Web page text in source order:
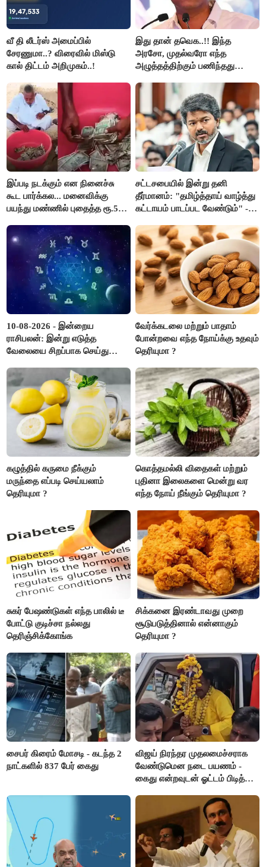
வீ தி லீடர்ஸ் அமைப்பில்
சேரணுமா..? விரைவில் மிஸ்டு
கால் திட்டம் அறிமுகம்..!
இது தான் தவெக..!! இந்த
அரசோ, முதல்வரோ எந்த
அழுத்தத்திற்கும் பணிந்தது
அருண்ராஜ்..!
இப்படி நடக்கும் என நினைச்சு
கூட பார்க்கல... மனைவிக்கு
பயந்து மண்ணில் புதைத்த ரூ.5
சட்டசபையில் இன்று தனி
தீர்மானம்: "தமிழ்த்தாய் வாழ்த்து
கட்டாயம் பாடப்பட வேண்டும்" -
10-08-2026 - இன்றைய
ராசிபலன்: இன்று எடுத்த
வேலையை சிறப்பாக செய்து
அதே நேரத்தில் கூடுதலாக
உழைக்க வேண்டி இருக்கும்..!
வேர்க்கடலை மற்றும் பாதாம்
போன்றவை எந்த நோய்க்கு உதவும்
தெரியுமா ?
கழுத்தில் கருமை நீக்கும்
மருந்தை எப்படி செய்யலாம்
தெரியுமா ?
கொத்தமல்லி விதைகள் மற்றும்
புதினா இலைகளை மென்று வர
எந்த நோய் நீங்கும் தெரியுமா ?
சுகர் பேஷண்டுகள் எந்த பாலில் டீ
போட்டு குடிச்சா நல்லது
தெரிஞ்சிக்கோங்க
சிக்கனை இரண்டாவது முறை
சூடுபடுத்தினால் என்னாகும்
தெரியுமா ?
சைபர் கிரைம் மோசடி - கடந்த 2
நாட்களில் 837 பேர் கைது
விஜய் நிரந்தர முதலமைச்சராக
வேண்டுமென நடை பயணம் -
கைது என்றவுடன் ஓட்டம் பிடித்த